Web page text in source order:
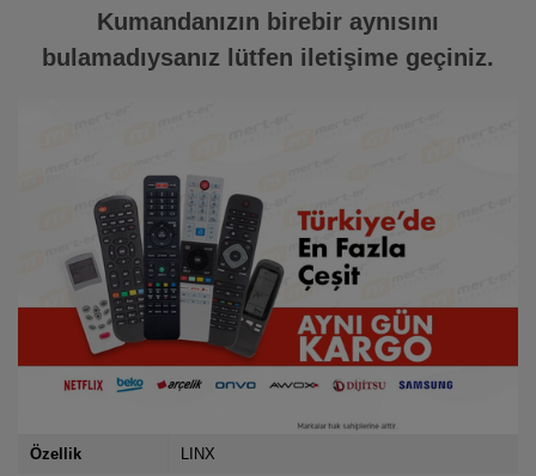
Kumandanızın birebir aynısını
bulamadıysanız lütfen iletişime geçiniz.
Özellik LINX